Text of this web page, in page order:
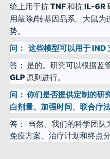
统上用于抗 TNF 和抗 IL-6R
用敲除/转基因品系。大鼠为
势。
问： 这些模型可以用于 IND
答： 是的。研究可以根据监
GLP 原则进行。
问： 你们是否提供定制的研
白剂量、加强时间、联合疗
答： 当然。我们的科学团队
免疫方案、治疗计划和终点分